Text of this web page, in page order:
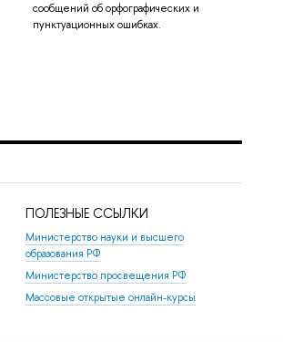
сообщений об орфографических и
пунктуационных ошибках.
ПОЛЕЗНЫЕ ССЫЛКИ
Министерство науки и высшего
образования РФ
Министерство просвещения РФ
Массовые открытые онлайн-курсы